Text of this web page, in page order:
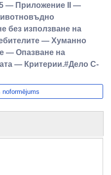
— Приложение II —
без използване на
— Хуманно
— Опазване на
— Критерии.#Дело C-